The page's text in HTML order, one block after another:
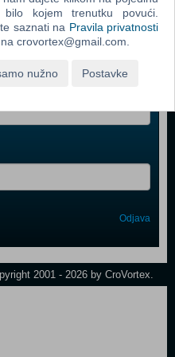
Odjava
2001 - 2026 by CroVortex.
kojem trenutku povući.
saznati na Pravila privatnosti
crovortex@gmail.com.
nužno Postavke